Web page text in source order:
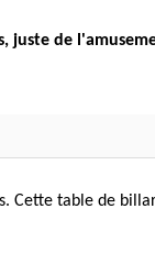
juste de
Cette table de